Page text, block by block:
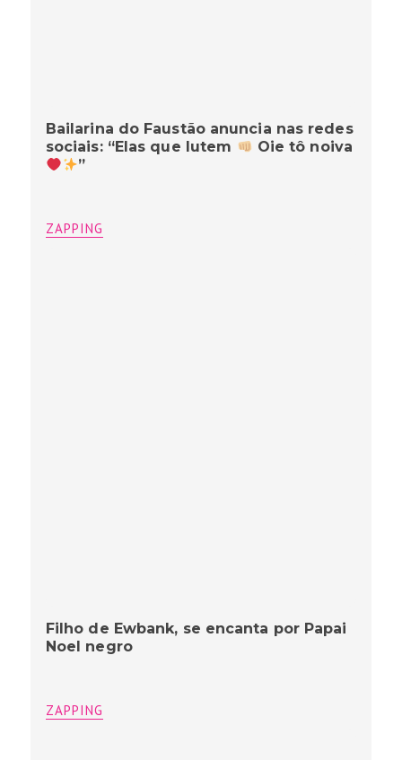
Bailarina do Faustão anuncia nas redes
sociais: “Elas que lutem
Oie tô noiva
”
ZAPPING
Filho de Ewbank, se encanta por Papai
Noel negro
ZAPPING